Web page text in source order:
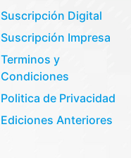
Suscripción Digital
Suscripción Impresa
Terminos y
Condiciones
Politica de Privacidad
Ediciones Anteriores